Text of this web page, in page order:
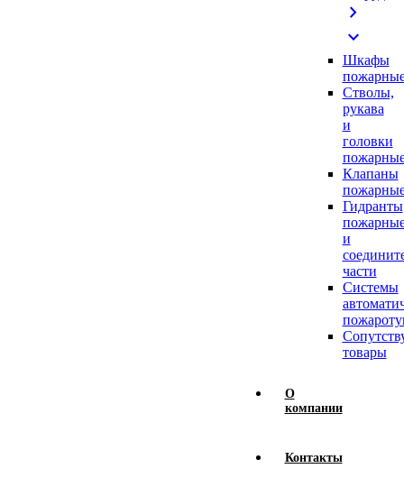
chevron_right
expand_more
Шкафы
Стволы,
рукава
и
головки
Клапаны
Гидранты
и
части
Системы
товары
О
компании
Контакты